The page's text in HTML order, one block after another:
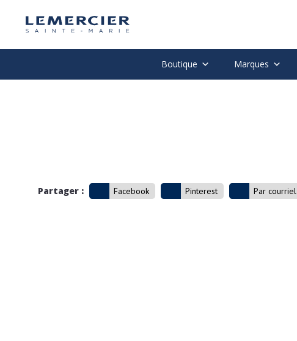
Boutique Marques
Partager : Facebook Pinterest Par courriel